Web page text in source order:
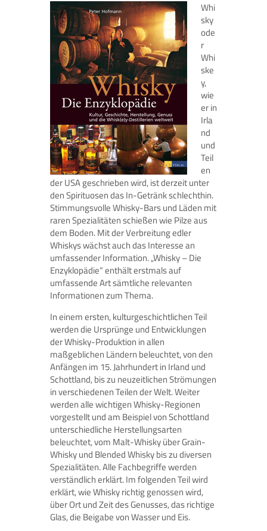
Whi
sky
ode
r
Whi
ske
y,
wie
er in
Irla
nd
und
Teil
en
der USA geschrieben wird, ist derzeit unter
den Spirituosen das In-Getränk schlechthin.
Stimmungsvolle Whisky-Bars und Läden mit
raren Spezialitäten schießen wie Pilze aus
dem Boden. Mit der Verbreitung edler
Whiskys wächst auch das Interesse an
umfassender Information. „Whisky – Die
Enzyklopädie“ enthält erstmals auf
umfassende Art sämtliche relevanten
Informationen zum Thema.
In einem ersten, kulturgeschichtlichen Teil
werden die Ursprünge und Entwicklungen
der Whisky-Produktion in allen
maßgeblichen Ländern beleuchtet, von den
Anfängen im 15. Jahrhundert in Irland und
Schottland, bis zu neuzeitlichen Strömungen
in verschiedenen Teilen der Welt. Weiter
werden alle wichtigen Whisky-Regionen
vorgestellt und am Beispiel von Schottland
unterschiedliche Herstellungsarten
beleuchtet, vom Malt-Whisky über Grain-
Whisky und Blended Whisky bis zu diversen
Spezialitäten. Alle Fachbegriffe werden
verständlich erklärt. Im folgenden Teil wird
erklärt, wie Whisky richtig genossen wird,
über Ort und Zeit des Genusses, das richtige
Glas, die Beigabe von Wasser und Eis.